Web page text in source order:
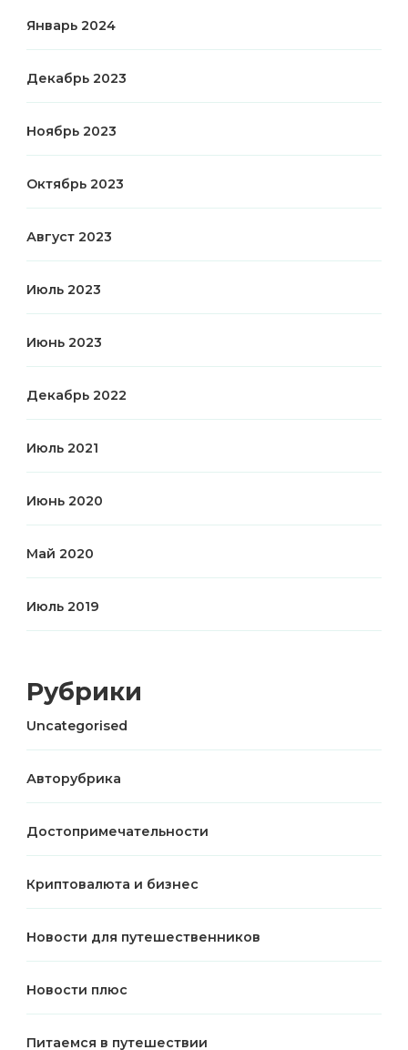
Январь 2024
Декабрь 2023
Ноябрь 2023
Октябрь 2023
Август 2023
Июль 2023
Июнь 2023
Декабрь 2022
Июль 2021
Июнь 2020
Май 2020
Июль 2019
Рубрики
Uncategorised
Авторубрика
Достопримечательности
Криптовалюта и бизнес
Новости для путешественников
Новости плюс
Питаемся в путешествии